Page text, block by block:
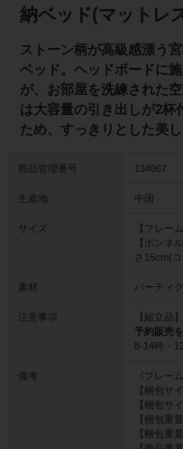
納ベッド(マットレ
ストーン柄が高級感漂う
ベッド。ヘッドボードに
が、お部屋を洗練された
は大容量の引き出しが2杯
ため、すっきりとした美
商品管理番号 134067
生産地 中国
サイズ
【フレー
【ボンネ
さ15cm(
素材 パーティ
注意事項 【組立品
予約販売を
8-14時・
備考
《フレーム
【梱包サ
【梱包サ
【梱包重
【梱包重